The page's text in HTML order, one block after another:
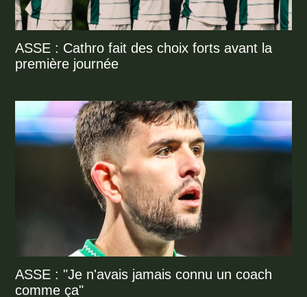
ASSE : Cathro fait des choix forts avant la
première journée
ASSE : "Je n'avais jamais connu un coach
comme ça"